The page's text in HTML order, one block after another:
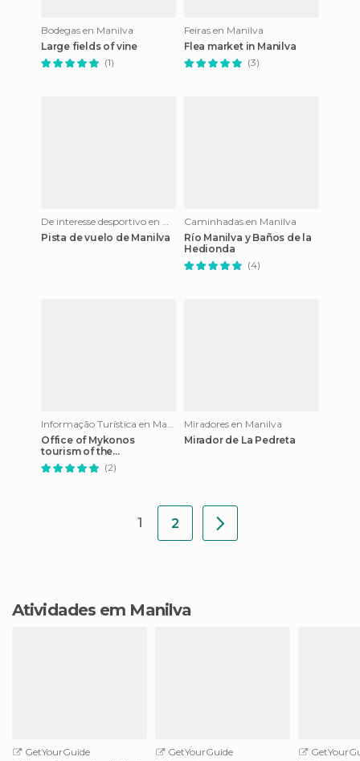
Bodegas en Manilva
Large fields of vine
(1)
Feiras en Manilva
Flea market in Manilva
(3)
De interesse desportivo en Manilva
Pista de vuelo de Manilva
Caminhadas en Manilva
Río Manilva y Baños de la
Hedionda
(4)
Informação Turística en Manilva
Office of Mykonos
tourism of the
municipality of Manilva.
(2)
Miradores en Manilva
Mirador de La Pedreta
1 2
Atividades em Manilva
GetYourGuide
GetYourGuide